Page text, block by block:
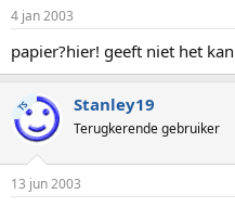
4 jan 2003
papier?hier! geeft niet het
TS Stanley19
Terugkerende gebruiker
13 jun 2003